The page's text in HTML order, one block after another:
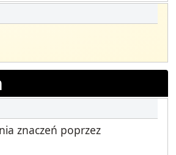
znaczeń poprzez